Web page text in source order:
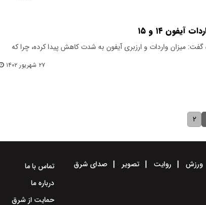
آیفون ۱۴ و ۱۵
گفت: میزان واردات و ارزبری آیفون به شدت کاهش پیدا کرده، چرا که
۲۷ شهریور ۱۴۰۲
۲
ورزش روایت تصویر صدای شرق
تماس با ما
درباره ما
حمایت از شرق